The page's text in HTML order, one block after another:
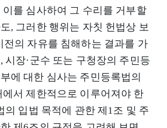
를 심사하여 그 수리를 거부할
, 그러한 행위는 자칫 헌법상 보
전의 자유를 침해하는 결과를 가
시장·군수 또는 구청장의 주민등
에 대한 심사는 주민등록법의
서 제한적으로 이루어져야 한
의 입법 목적에 관한 제1조 및 주